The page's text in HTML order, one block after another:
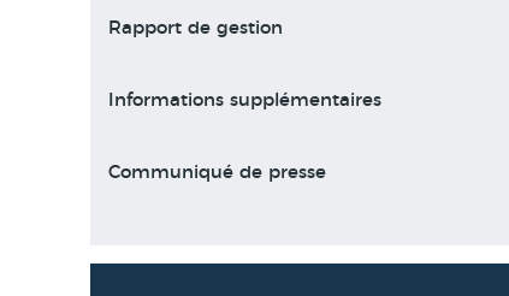
Rapport de gestion
Informations supplémentaires
Communiqué de presse